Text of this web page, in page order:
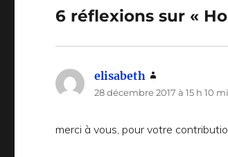
6 réflexions sur «
elisabeth
28 décembre 2017 à 15 h 10
merci à vous, pour votre